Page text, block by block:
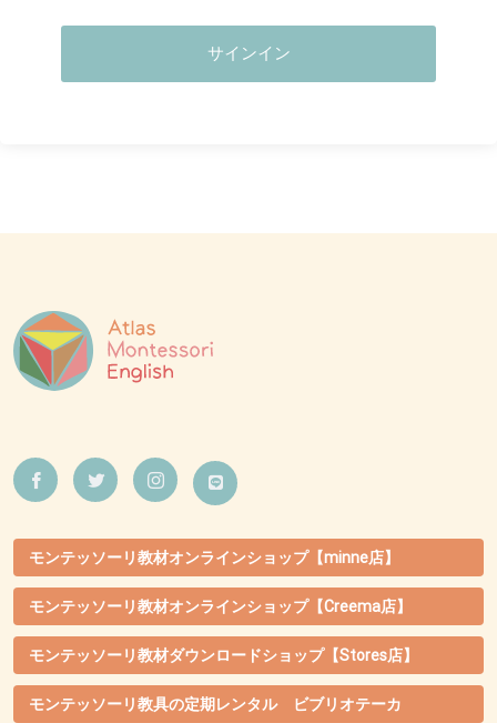
サインイン
モンテッソーリ教材オンラインショップ【minne店】
モンテッソーリ教材オンラインショップ【Creema店】
モンテッソーリ教材ダウンロードショップ【Stores店】
モンテッソーリ教具の定期レンタル ビブリオテーカ